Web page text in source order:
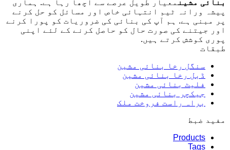
بنائی مشینمعیار طویل عرصے سے اچھا رہا ہے. ہماری
پیشہ ورانہ ٹیم انتہائی خاص اور مسائل کو حل کرنے
پر مبنی ہے. ہم آپ کی بنائی کی ضروریات کو پورا کرنے
اور جیتنے کی صورت حال کو حاصل کرنے کے لئے اپنی
پوری کوشش کرتے ہیں.
طبقات
سنگل رخا بنائی مشین
ڈبل رخا بنائی مشین
فلیٹ بنائی مشین
جیکچر بنائی مشین
براہ راست فروخت ملک
مفید ضبط
Products
Tags